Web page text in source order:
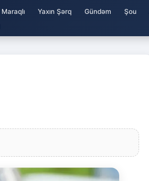
Maraqlı Yaxın Şərq Gündəm Şou